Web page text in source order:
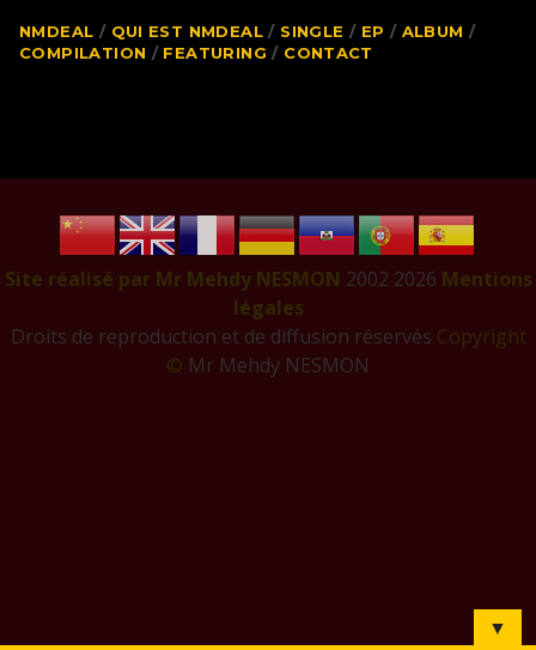
NMDEAL QUI EST NMDEAL SINGLE EP
ALBUM
COMPILATION
FEATURING CONTACT
▼
Site réalisé par Mr Mehdy NESMON 2002 2026 Mentions
légales
Droits de reproduction et de diffusion réservés Copyright
© Mr Mehdy NESMON